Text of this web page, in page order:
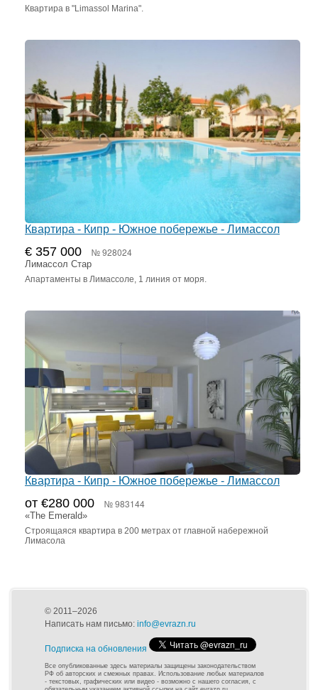
Квартира в "Limassol Marina".
Квартира - Кипр - Южное побережье - Лимассол
€ 357 000 № 928024
Лимассол Стар
Апартаменты в Лимассоле, 1 линия от моря.
Квартира - Кипр - Южное побережье - Лимассол
от €280 000 № 983144
«The Emerald»
Строящаяся квартира в 200 метрах от главной набережной
Лимасола
© 2011–2026
Написать нам письмо: info@evrazn.ru
Подписка на обновления
Все опубликованные здесь материалы защищены законодательством
РФ об авторских и смежных правах. Использование любых материалов
- текстовых, графических или видео - возможно с нашего согласия, с